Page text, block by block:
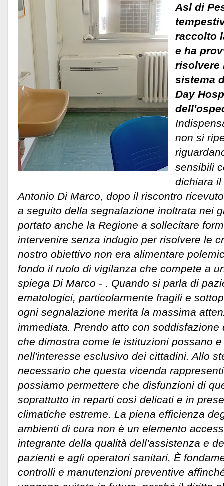
Asl di
raccolto
e ha
risolvere
sistema
Day
non si
sensibili
dichiara
Antonio Di Marco, dopo il riscontro
a seguito della segnalazione inoltrata nei
portato anche la Regione a sollecitare
intervenire senza indugio per risolvere le
nostro obiettivo non era alimentare
fondo il ruolo di vigilanza che compete a
spiega Di Marco - . Quando si parla di
ematologici, particolarmente fragili e
ogni segnalazione merita la massima
immediata. Prendo atto con soddisfazione
che dimostra come le istituzioni possano
nell'interesse esclusivo dei cittadini. Allo
necessario che questa vicenda
possiamo permettere che disfunzioni di
soprattutto in reparti così delicati e in
climatiche estreme. La piena efficienza
ambienti di cura non è un elemento
integrante della qualità dell'assistenza e
pazienti e agli operatori sanitari. È
controlli e manutenzioni preventive